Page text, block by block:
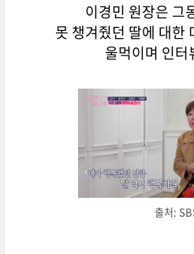
이경민 원장은 그
못 챙겨줬던 딸에 대한
울먹이며 인터
출처: